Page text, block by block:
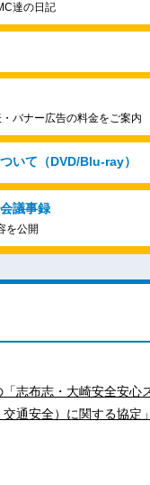
達の日記
バナー広告の料金をご案内
いて（DVD/Blu-ray）
議事録
を公開
志布志・大崎安全安心
通安全）に関する協定